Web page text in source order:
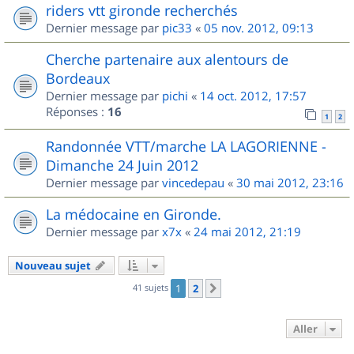
riders vtt gironde recherchés
Dernier message par pic33 « 05 nov. 2012, 09:13
Cherche partenaire aux alentours de
Bordeaux
Dernier message par pichi « 14 oct. 2012, 17:57
Réponses : 16 1 2
Randonnée VTT/marche LA LAGORIENNE -
Dimanche 24 Juin 2012
Dernier message par vincedepau « 30 mai 2012, 23:16
La médocaine en Gironde.
Dernier message par x7x « 24 mai 2012, 21:19
Nouveau sujet
41 sujets 1 2
Aller